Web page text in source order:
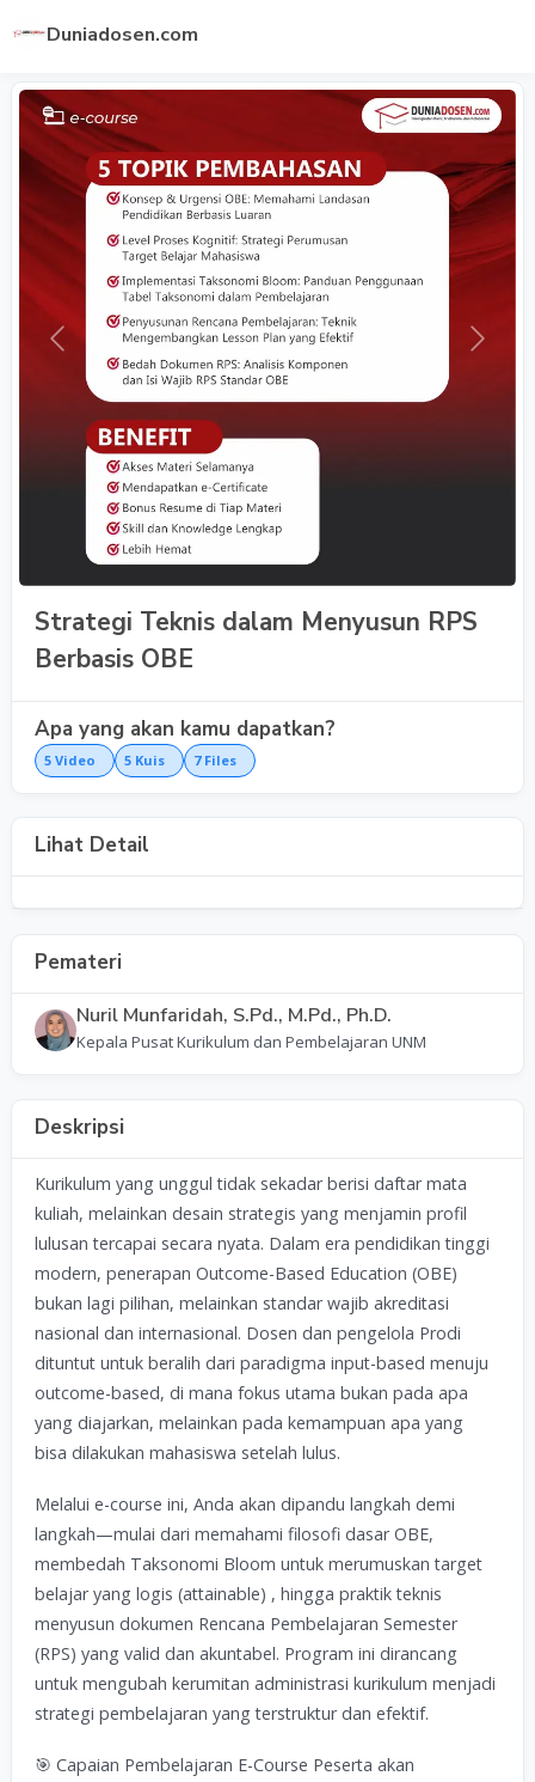
Duniadosen.com
Previous Next
Strategi Teknis dalam Menyusun RPS
Berbasis OBE
Apa yang akan kamu dapatkan?
5 Video 5 Kuis 7 Files
Lihat Detail
Pemateri
Nuril Munfaridah, S.Pd., M.Pd., Ph.D.
Kepala Pusat Kurikulum dan Pembelajaran UNM
Deskripsi
Kurikulum yang unggul tidak sekadar berisi daftar mata
kuliah, melainkan desain strategis yang menjamin profil
lulusan tercapai secara nyata. Dalam era pendidikan tinggi
modern, penerapan Outcome-Based Education (OBE)
bukan lagi pilihan, melainkan standar wajib akreditasi
nasional dan internasional. Dosen dan pengelola Prodi
dituntut untuk beralih dari paradigma input-based menuju
outcome-based, di mana fokus utama bukan pada apa
yang diajarkan, melainkan pada kemampuan apa yang
bisa dilakukan mahasiswa setelah lulus.
Melalui e-course ini, Anda akan dipandu langkah demi
langkah—mulai dari memahami filosofi dasar OBE,
membedah Taksonomi Bloom untuk merumuskan target
belajar yang logis (attainable) , hingga praktik teknis
menyusun dokumen Rencana Pembelajaran Semester
(RPS) yang valid dan akuntabel. Program ini dirancang
untuk mengubah kerumitan administrasi kurikulum menjadi
strategi pembelajaran yang terstruktur dan efektif.
🎯 Capaian Pembelajaran E-Course Peserta akan